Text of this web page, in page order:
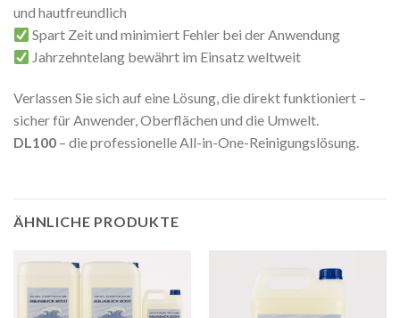
und hautfreundlich
Spart Zeit und minimiert Fehler bei der Anwendung
Jahrzehntelang bewährt im Einsatz weltweit
Verlassen Sie sich auf eine Lösung, die direkt funktioniert –
sicher für Anwender, Oberflächen und die Umwelt.
DL100 – die professionelle All-in-One-Reinigungslösung.
ÄHNLICHE PRODUKTE